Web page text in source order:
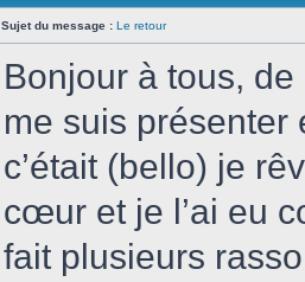
Sujet du message : Le retour
Bonjour à tous,
me suis présenter
c’était (bello) je
cœur et je l’ai eu
fait plusieurs